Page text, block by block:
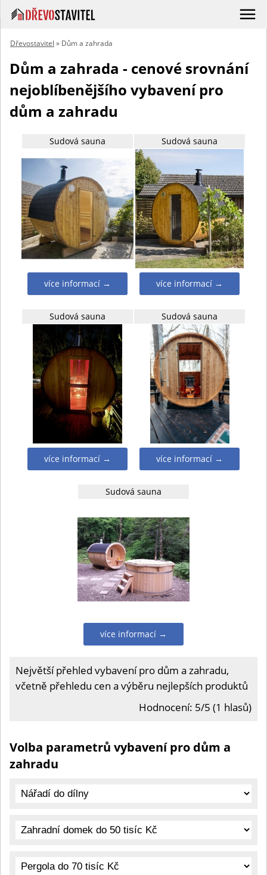
Dřevostavitel » Dům a zahrada
Dům a zahrada - cenové srovnání
nejoblíbenějšího vybavení pro
dům a zahradu
Sudová sauna
více informací →
Sudová sauna
více informací →
Sudová sauna
více informací →
Sudová sauna
více informací →
Sudová sauna
více informací →
Největší přehled vybavení pro dům a zahradu,
včetně přehledu cen a výběru nejlepších produktů
Hodnocení: 5/5 (1 hlasů)
Volba parametrů vybavení pro dům a
zahradu